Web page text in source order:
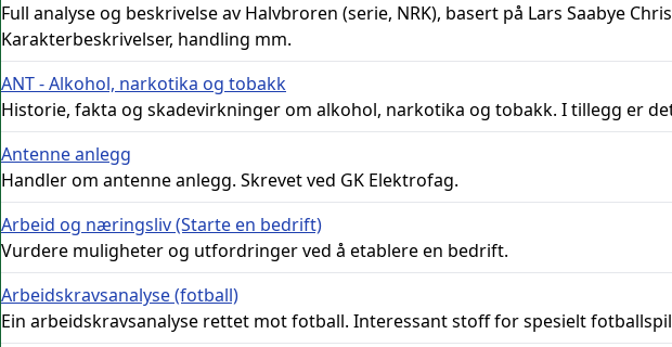
Full analyse og beskrivelse av Halvbroren (serie, NRK), basert på Lars Saabye
Karakterbeskrivelser, handling mm.
ANT - Alkohol, narkotika og tobakk
Historie, fakta og skadevirkninger om alkohol, narkotika og tobakk. I tillegg er
Antenne anlegg
Handler om antenne anlegg. Skrevet ved GK Elektrofag.
Arbeid og næringsliv (Starte en bedrift)
Vurdere muligheter og utfordringer ved å etablere en bedrift.
Arbeidskravsanalyse (fotball)
Ein arbeidskravsanalyse rettet mot fotball. Interessant stoff for spesielt